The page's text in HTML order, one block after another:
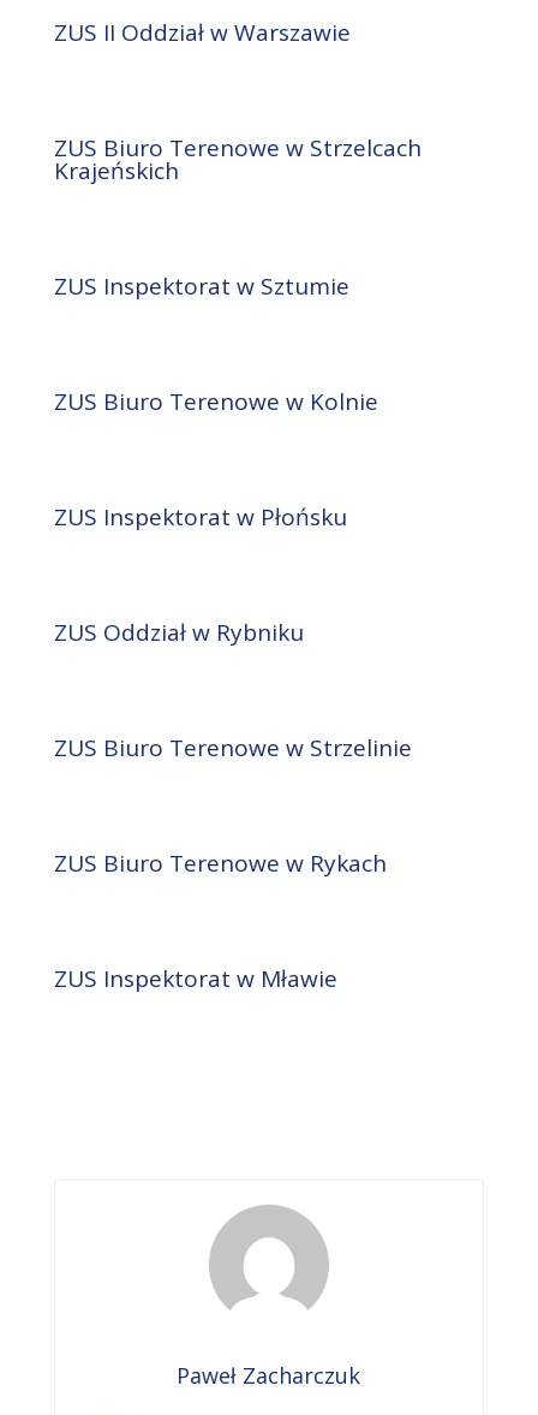
ZUS II Oddział w Warszawie
ZUS Biuro Terenowe w Strzelcach
Krajeńskich
ZUS Inspektorat w Sztumie
ZUS Biuro Terenowe w Kolnie
ZUS Inspektorat w Płońsku
ZUS Oddział w Rybniku
ZUS Biuro Terenowe w Strzelinie
ZUS Biuro Terenowe w Rykach
ZUS Inspektorat w Mławie
Paweł Zacharczuk